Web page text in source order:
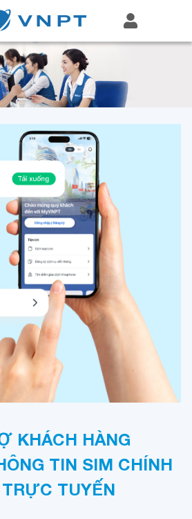
KHÁCH HÀNG
TIN SIM CHÍNH
TUYẾN